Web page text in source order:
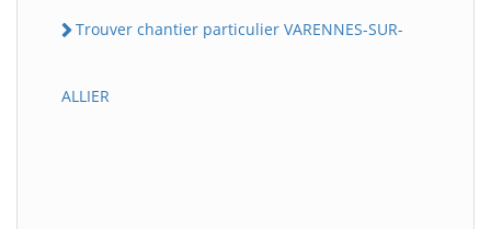
Trouver chantier particulier VARENNES-SUR-
ALLIER